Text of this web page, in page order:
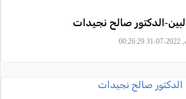
الدكتور صالح نجيدات